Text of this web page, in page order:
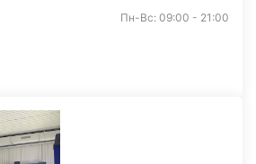
Пн-Вс: 09:00 - 21:00